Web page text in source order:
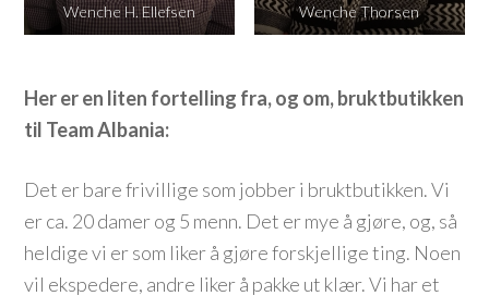
Wenche H. Ellefsen Wenche Thorsen
Her er en liten fortelling fra, og om, bruktbutikken
til Team Albania:
Det er bare frivillige som jobber i bruktbutikken. Vi
er ca. 20 damer og 5 menn. Det er mye å gjøre, og, så
heldige vi er som liker å gjøre forskjellige ting. Noen
vil ekspedere, andre liker å pakke ut klær. Vi har et